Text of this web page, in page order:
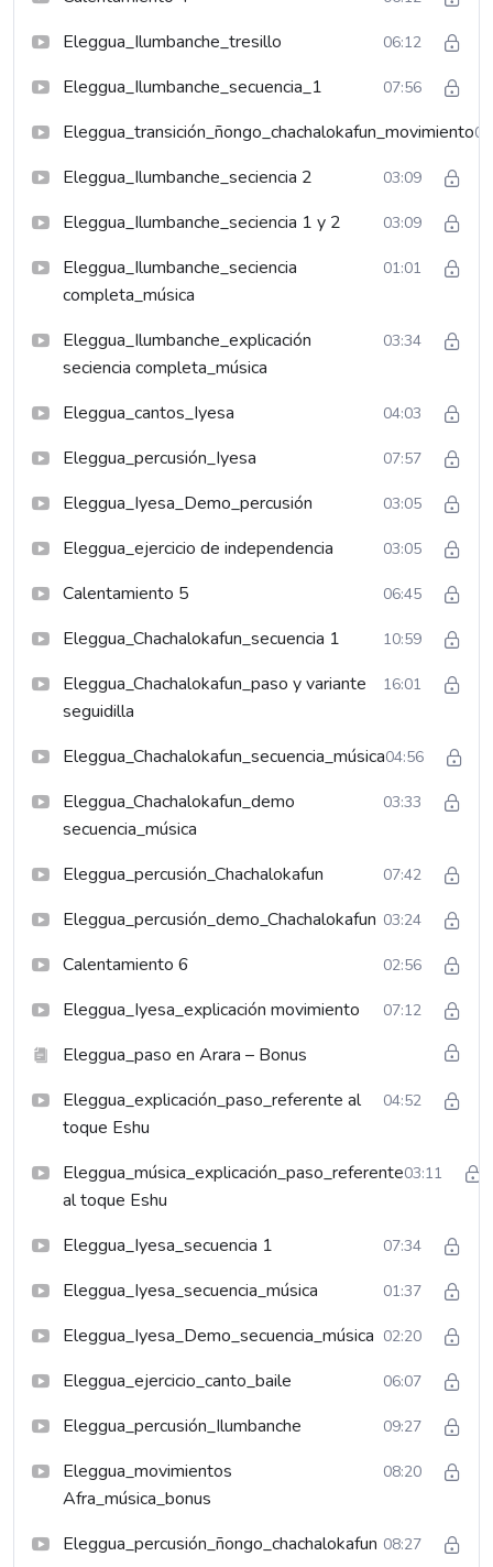
Eleggua_Ilumbanche_tresillo 06:12
Eleggua_Ilumbanche_secuencia_1 07:56
Eleggua_transición_ñongo_chachalokafun_movimiento
Eleggua_Ilumbanche_seciencia 2 03:09
Eleggua_Ilumbanche_seciencia 1 y 2 03:09
Eleggua_Ilumbanche_seciencia
completa_música
01:01
Eleggua_Ilumbanche_explicación
seciencia completa_música
03:34
Eleggua_cantos_Iyesa 04:03
Eleggua_percusión_Iyesa 07:57
Eleggua_Iyesa_Demo_percusión 03:05
Eleggua_ejercicio de independencia 03:05
Calentamiento 5 06:45
Eleggua_Chachalokafun_secuencia 1 10:59
Eleggua_Chachalokafun_paso y variante
seguidilla
16:01
Eleggua_Chachalokafun_secuencia_música04:56
Eleggua_Chachalokafun_demo
secuencia_música
03:33
Eleggua_percusión_Chachalokafun 07:42
Eleggua_percusión_demo_Chachalokafun 03:24
Calentamiento 6 02:56
Eleggua_Iyesa_explicación movimiento 07:12
Eleggua_paso en Arara – Bonus
Eleggua_explicación_paso_referente al
toque Eshu
04:52
Eleggua_música_explicación_paso_referente
al toque Eshu
03:11
Eleggua_Iyesa_secuencia 1 07:34
Eleggua_Iyesa_secuencia_música 01:37
Eleggua_Iyesa_Demo_secuencia_música 02:20
Eleggua_ejercicio_canto_baile 06:07
Eleggua_percusión_Ilumbanche 09:27
Eleggua_movimientos
Afra_música_bonus
08:20
Eleggua_percusión_ñongo_chachalokafun 08:27